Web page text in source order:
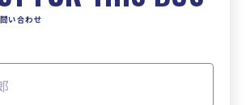
い合わせ